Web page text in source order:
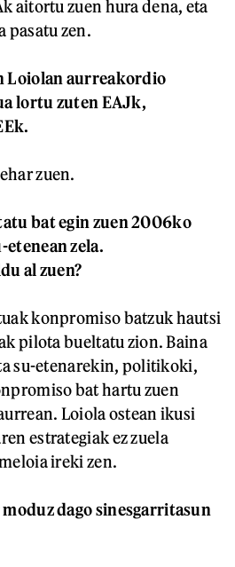
aitortu zuen hura dena, eta
pasatu zen.
Loiolan aurreakordio
lortu zuten EAJk,
zuen.
bat egin zuen 2006ko
zela.
al zuen?
konpromiso batzuk hautsi
pilota bueltatu zion. Baina
su-etenarekin, politikoki,
bat hartu zuen
Loiola ostean ikusi
estrategiak ez zuela
ireki zen.
dago sinesgarritasun